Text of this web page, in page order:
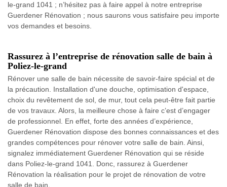
le-grand 1041 ; n’hésitez pas à faire appel à notre entreprise
Guerdener Rénovation ; nous saurons vous satisfaire peu importe
vos demandes et besoins.
Rassurez à l’entreprise de rénovation salle de bain à
Poliez-le-grand
Rénover une salle de bain nécessite de savoir-faire spécial et de
la précaution. Installation d'une douche, optimisation d'espace,
choix du revêtement de sol, de mur, tout cela peut-être fait partie
de vos travaux. Alors, la meilleure chose à faire c’est d’engager
de professionnel. En effet, forte des années d’expérience,
Guerdener Rénovation dispose des bonnes connaissances et des
grandes compétences pour rénover votre salle de bain. Ainsi,
signalez immédiatement Guerdener Rénovation qui se réside
dans Poliez-le-grand 1041. Donc, rassurez à Guerdener
Rénovation la réalisation pour le projet de rénovation de votre
salle de bain.